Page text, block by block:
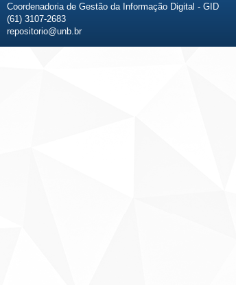
Coordenadoria de Gestão da Informação Digital - GID
(61) 3107-2683
repositorio@unb.br